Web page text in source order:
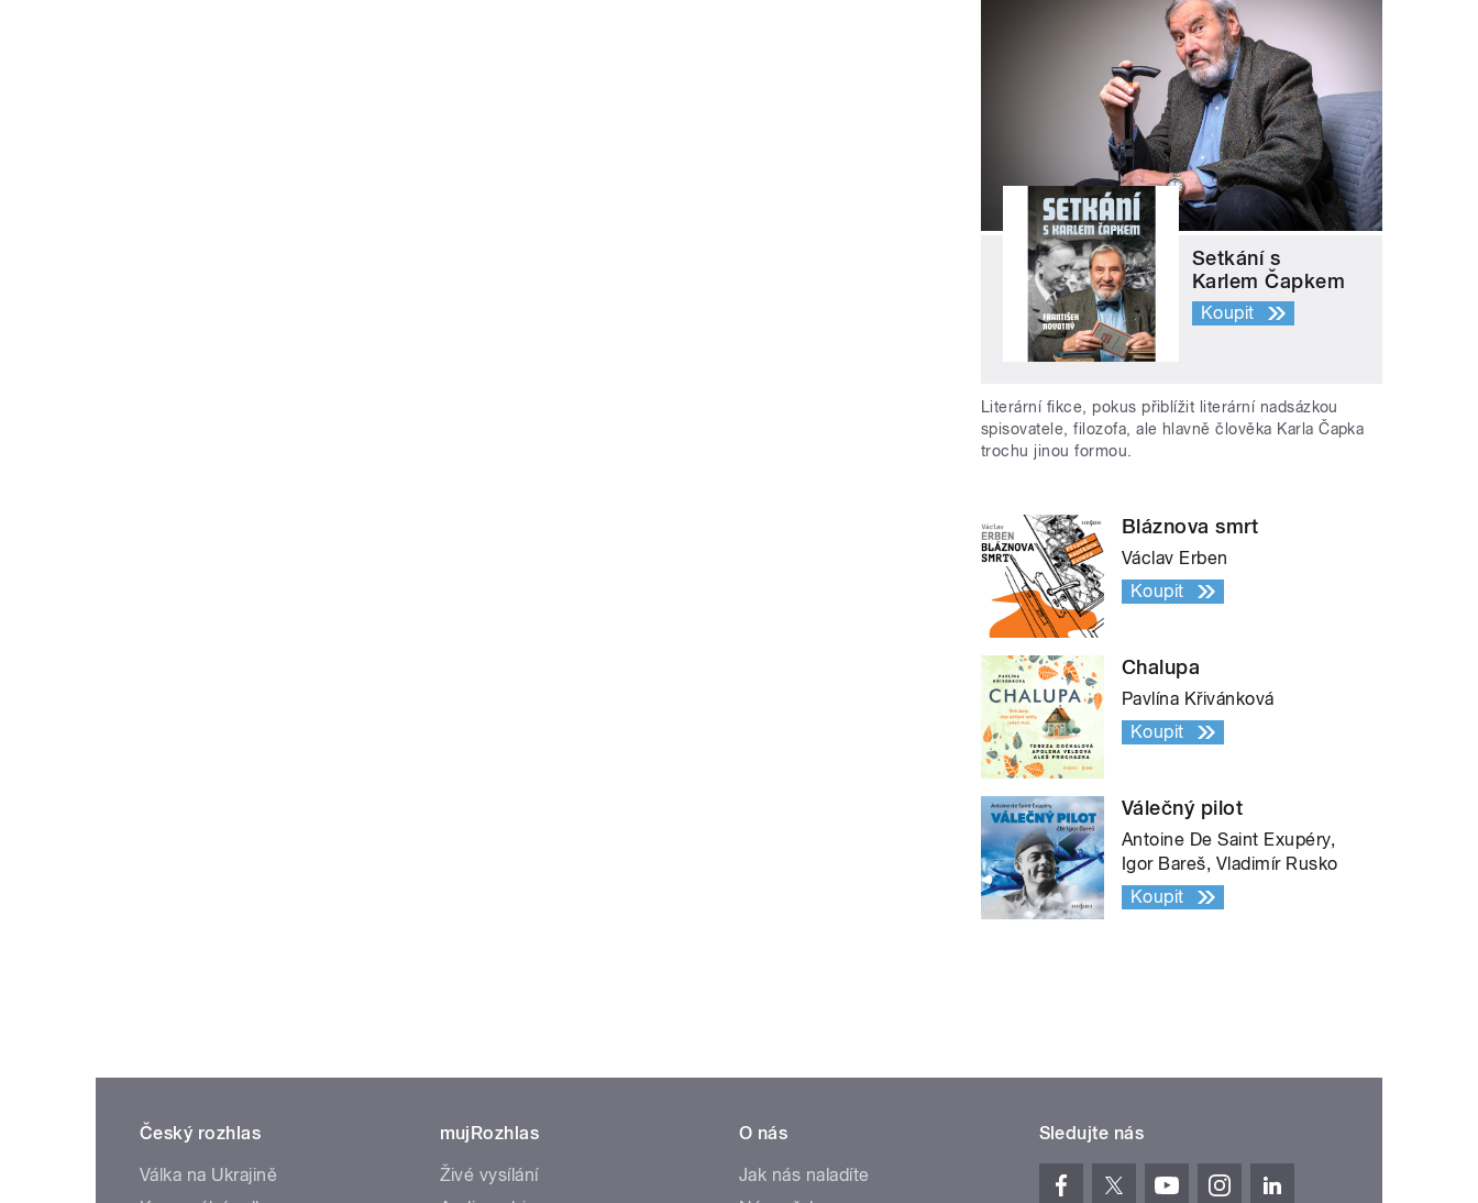
Setkání s
Karlem Čapkem
Koupit
Literární fikce, pokus přiblížit literární nadsázkou
spisovatele, filozofa, ale hlavně člověka Karla Čapka
trochu jinou formou.
Bláznova smrt
Václav Erben
Koupit
Chalupa
Pavlína Křivánková
Koupit
Válečný pilot
Antoine De Saint Exupéry,
Igor Bareš, Vladimír Rusko
Koupit
Český rozhlas
Válka na Ukrajině
mujRozhlas
Živé vysílání
O nás
Jak nás naladíte
Sledujte nás